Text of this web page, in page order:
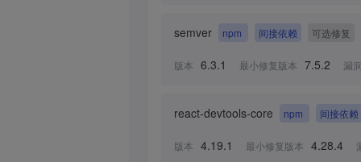
semver npm 间接依赖 可选修复
版本 6.3.1 最小修复版本 7.5.2 漏
react-devtools-core npm 间接依赖
版本 4.19.1 最小修复版本 4.28.4